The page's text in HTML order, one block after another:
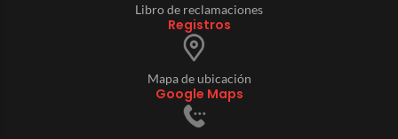
Libro de reclamaciones
Registros
Mapa de ubicación
Google Maps